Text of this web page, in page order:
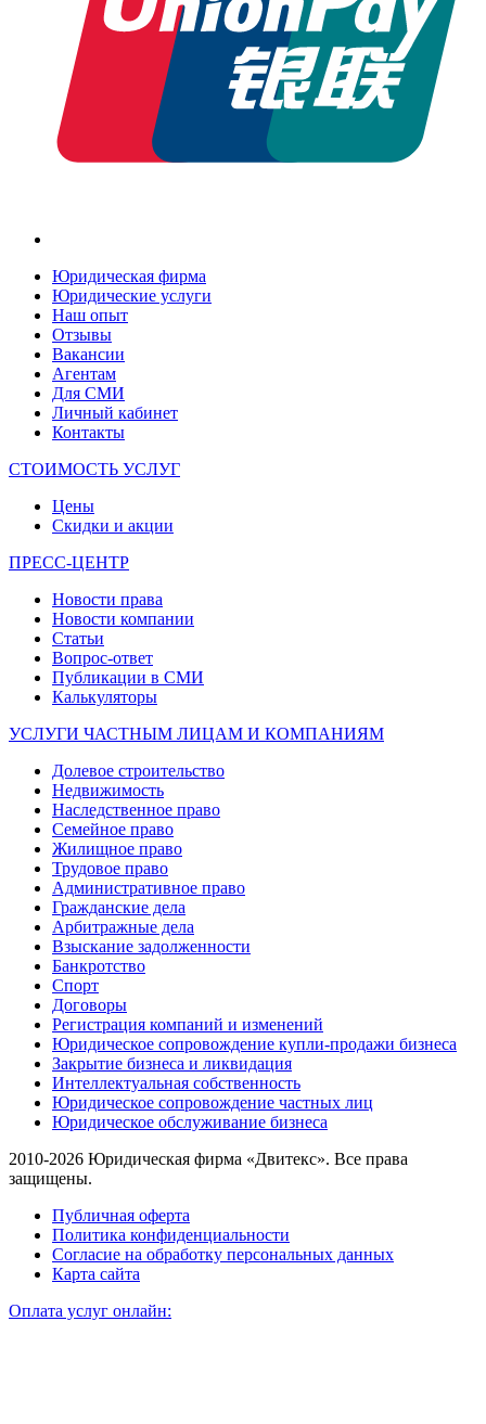
Юридическая фирма
Юридические услуги
Наш опыт
Отзывы
Вакансии
Агентам
Для СМИ
Личный кабинет
Контакты
СТОИМОСТЬ УСЛУГ
Цены
Скидки и акции
ПРЕСС-ЦЕНТР
Новости права
Новости компании
Статьи
Вопрос-ответ
Публикации в СМИ
Калькуляторы
УСЛУГИ ЧАСТНЫМ ЛИЦАМ И КОМПАНИЯМ
Долевое строительство
Недвижимость
Наследственное право
Семейное право
Жилищное право
Трудовое право
Административное право
Гражданские дела
Арбитражные дела
Взыскание задолженности
Банкротство
Спорт
Договоры
Регистрация компаний и изменений
Юридическое сопровождение купли-продажи бизнеса
Закрытие бизнеса и ликвидация
Интеллектуальная собственность
Юридическое сопровождение частных лиц
Юридическое обслуживание бизнеса
2010-2026 Юридическая фирма «Двитекс». Все права
защищены.
Публичная оферта
Политика конфиденциальности
Согласие на обработку персональных данных
Карта сайта
Оплата услуг онлайн: